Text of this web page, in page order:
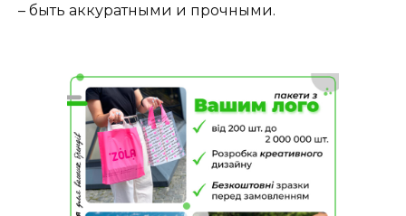
– быть аккуратными и прочными.